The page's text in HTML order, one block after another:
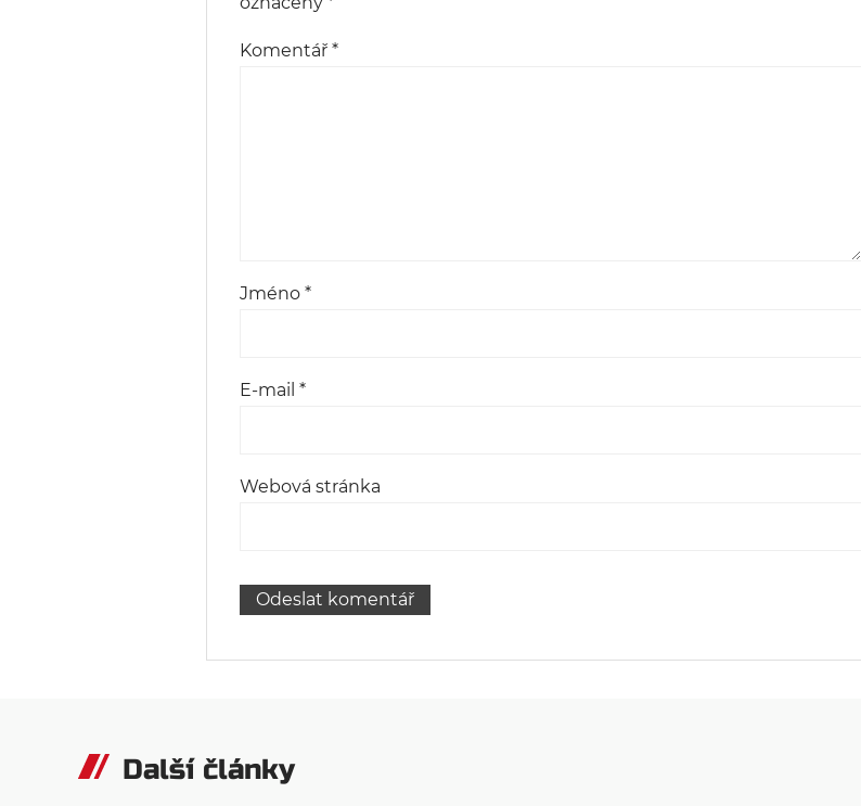
Komentář *
Jméno *
E-mail *
Webová stránka
Další články